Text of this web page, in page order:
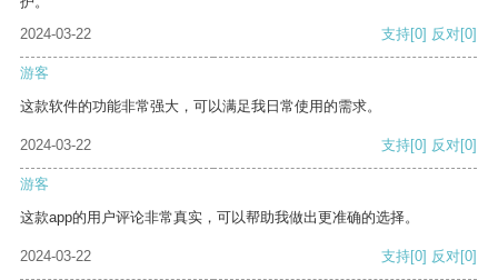
2024-03-22
支持[0] 反对[0]
游客
这款软件的功能非常强大，可以满足我日常使用的需求。
2024-03-22 支持[0] 反对[0]
游客
这款app的用户评论非常真实，可以帮助我做出更准确的选择。
2024-03-22 支持[0] 反对[0]